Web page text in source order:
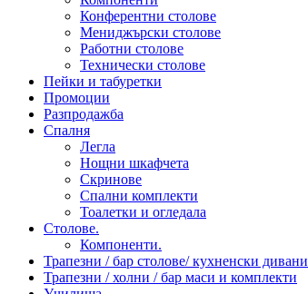
Конферентни столове
Мениджърски столове
Работни столове
Технически столове
Пейки и табуретки
Промоции
Разпродажба
Спалня
Легла
Нощни шкафчета
Скринове
Спални комплекти
Тоалетки и огледала
Столове.
Компоненти.
Трапезни / бар столове/ кухненски дивани
Трапезни / холни / бар маси и комплекти